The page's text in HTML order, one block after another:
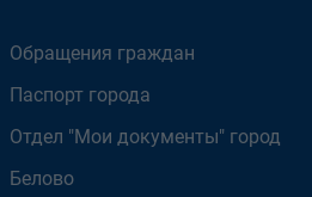
Обращения граждан
Паспорт города
Отдел "Мои документы" город
Белово